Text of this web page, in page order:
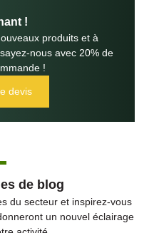
!
produits et à
nous avec 20% de
!
devis
de blog
du secteur et inspirez-vous
un nouvel éclairage